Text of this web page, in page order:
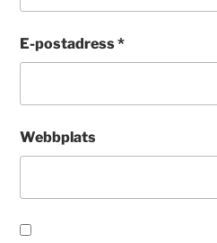
E-postadress*
Webbplats